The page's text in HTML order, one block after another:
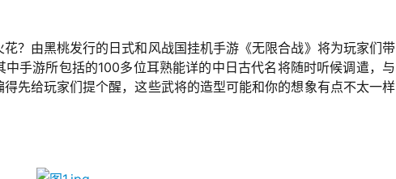
？由黑桃发行的日式和风战国挂机手游《无限合战》将为玩家们带
手游所包括的100多位耳熟能详的中日古代名将随时听候调遣，与
先给玩家们提个醒，这些武将的造型可能和你的想象有点不太一样